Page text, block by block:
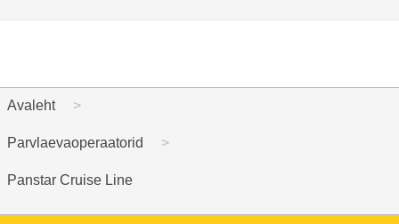
Avaleht
Parvlaevaoperaatorid
Panstar Cruise Line